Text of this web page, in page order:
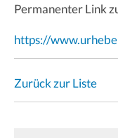
Permanenter Link
https://
Zurück zur Liste